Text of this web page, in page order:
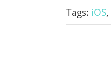
Tags: iOS,